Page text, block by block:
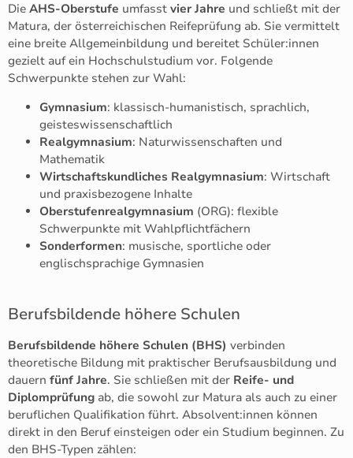
Die AHS-Oberstufe umfasst vier Jahre und schließt mit der
Matura, der österreichischen Reifeprüfung ab. Sie vermittelt
eine breite Allgemeinbildung und bereitet Schüler:innen
gezielt auf ein Hochschulstudium vor. Folgende
Schwerpunkte stehen zur Wahl:
Gymnasium: klassisch-humanistisch, sprachlich,
geisteswissenschaftlich
Realgymnasium: Naturwissenschaften und
Mathematik
Wirtschaftskundliches Realgymnasium: Wirtschaft
und praxisbezogene Inhalte
Oberstufenrealgymnasium (ORG): flexible
Schwerpunkte mit Wahlpflichtfächern
Sonderformen: musische, sportliche oder
englischsprachige Gymnasien
Berufsbildende höhere Schulen
Berufsbildende höhere Schulen (BHS) verbinden
theoretische Bildung mit praktischer Berufsausbildung und
dauern fünf Jahre. Sie schließen mit der Reife- und
Diplomprüfung ab, die sowohl zur Matura als auch zu einer
beruflichen Qualifikation führt. Absolvent:innen können
direkt in den Beruf einsteigen oder ein Studium beginnen. Zu
den BHS-Typen zählen: